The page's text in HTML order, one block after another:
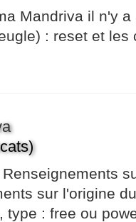
Mandriva il n'y
: reset et les
sur l'origine
type : free ou